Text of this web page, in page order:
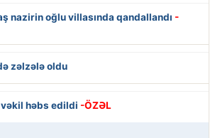
nazirin oğlu villasında qandallandı -
zəlzələ oldu
həbs edildi -ÖZƏL